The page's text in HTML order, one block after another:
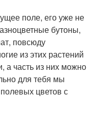
поле, его уже не
бутоны,
повсюду
из этих растений
а часть из них можно
для тебя мы
цветов с